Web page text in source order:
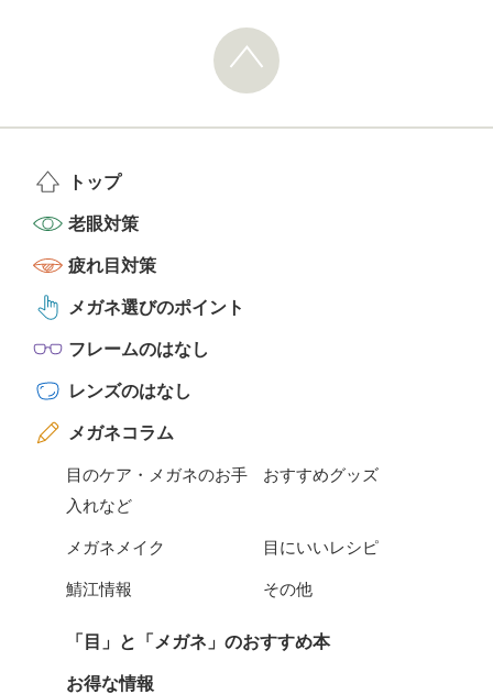
トップ
老眼対策
疲れ目対策
メガネ選びのポイント
フレームのはなし
レンズのはなし
メガネコラム
目のケア・メガネのお手
入れなど
おすすめグッズ
メガネメイク 目にいいレシピ
鯖江情報 その他
「目」と「メガネ」のおすすめ本
お得な情報